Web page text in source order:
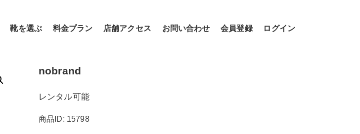
靴を選ぶ 料金プラン 店舗アクセス お問い合わせ 会員登録 ログイン
nobrand
レンタル可能
商品ID: 15798